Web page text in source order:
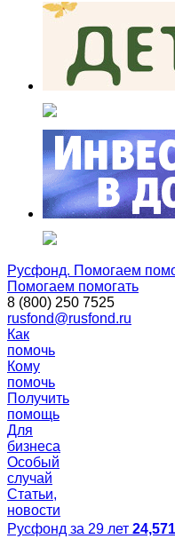
Русфонд. Помогаем
Помогаем помогать
8 (800) 250 7525
rusfond@rusfond.ru
Как
помочь
Кому
помочь
Получить
помощь
Для
бизнеса
Особый
случай
Статьи,
новости
Русфонд за 29 лет